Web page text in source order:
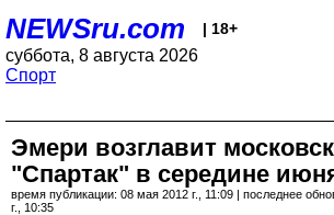
NEWSru.com | 18+
суббота, 8 августа 2026
Спорт
Эмери возглавит
"Спартак" в середине
время публикации: 08 мая 2012 г., 11:09 | последнее
г., 10:35